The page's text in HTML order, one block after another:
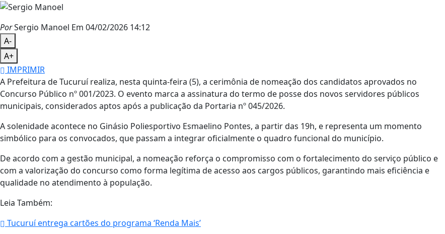
PorSergio Manoel Em 04/02/2026 14:12
A-
A+
IMPRIMIR
A Prefeitura de Tucuruí realiza, nesta quinta-feira (5), a cerimônia de nomeação dos candidatos aprovados no
Concurso Público nº 001/2023. O evento marca a assinatura do termo de posse dos novos servidores públicos
municipais, considerados aptos após a publicação da Portaria nº 045/2026.
A solenidade acontece no Ginásio Poliesportivo Esmaelino Pontes, a partir das 19h, e representa um momento
simbólico para os convocados, que passam a integrar oficialmente o quadro funcional do município.
De acordo com a gestão municipal, a nomeação reforça o compromisso com o fortalecimento do serviço público e
com a valorização do concurso como forma legítima de acesso aos cargos públicos, garantindo mais eficiência e
qualidade no atendimento à população.
Leia Também:
Tucuruí entrega cartões do programa ‘Renda Mais’